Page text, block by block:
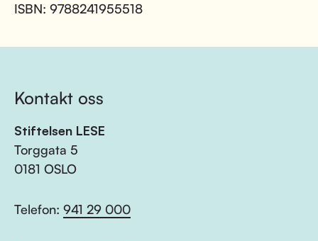
ISBN: 9788241955518
Kontakt oss
Stiftelsen LESE
Torggata 5
0181 OSLO
Telefon: 941 29 000